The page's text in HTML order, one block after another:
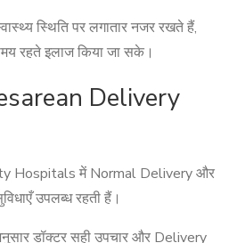
स्थिति पर लगातार नजर रखते हैं,
रहते इलाज किया जा सके।
Delivery
Hospitals में Normal Delivery और
उपलब्ध रहती हैं।
डॉक्टर सही उपचार और Delivery